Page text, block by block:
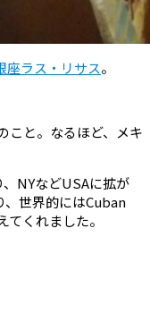
座ラス・リサス。
こと。なるほど、メキ
NYなどUSAに拡が
、世界的にはCuban
くれました。